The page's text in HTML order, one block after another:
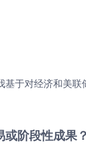
于对经济和美
或阶段性成果